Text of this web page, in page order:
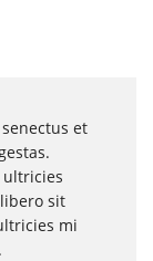
et
sit
mi